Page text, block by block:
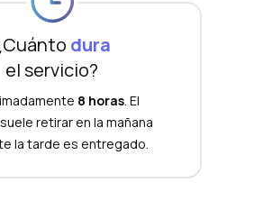
dura
el servicio?
8 horas. El
retirar en la mañana
la tarde es entregado.